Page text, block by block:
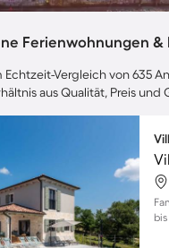
Ferienwohnungen &
Echtzeit-Vergleich von 635
aus Qualität, Preis und
bis